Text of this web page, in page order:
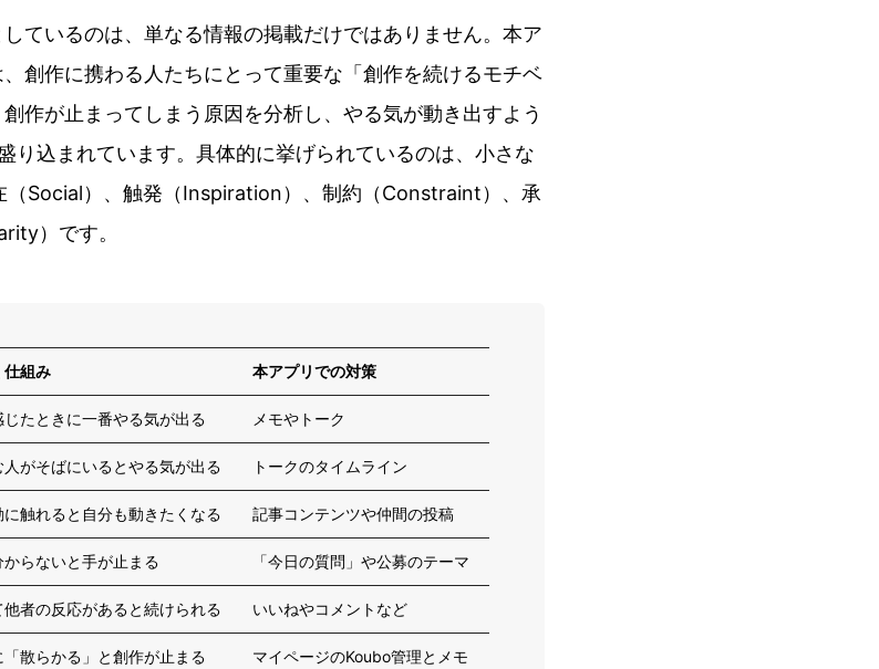
ているのは、単なる情報の掲載だけではありません。本ア
創作に携わる人たちにとって重要な「創作を続けるモチベ
作が止まってしまう原因を分析し、やる気が動き出すよう
り込まれています。具体的に挙げられているのは、小さな
（Social）、触発（Inspiration）、制約（Constraint）、承
）です。
仕組み 本アプリでの対策
じたときに一番やる気が出る メモやトーク
がそばにいるとやる気が出る トークのタイムライン
触れると自分も動きたくなる 記事コンテンツや仲間の投稿
らないと手が止まる 「今日の質問」や公募のテーマ
者の反応があると続けられる いいねやコメントなど
散らかる」と創作が止まる マイページのKoubo管理とメモ